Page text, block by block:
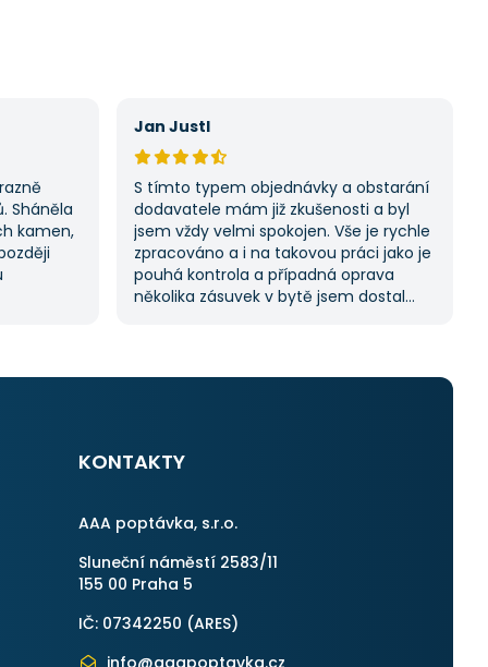
Sháněla
kamen,
potřebuji.
Jan Justl
S tímto typem objednávky a obstarání
dodavatele mám již zkušenosti a byl
jsem vždy velmi spokojen. Vše je rychle
zpracováno a i na takovou práci jako je
pouhá kontrola a případná oprava
několika zásuvek v bytě jsem dostal
potřebovat, jistě se obrátím na stejnou
KONTAKTY
AAA poptávka, s.r.o.
Sluneční náměstí 2583/11
155 00 Praha 5
IČ: 07342250 (ARES)
info@aaapoptavka.cz